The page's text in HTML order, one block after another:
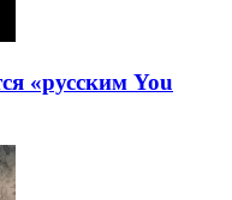
«русским You